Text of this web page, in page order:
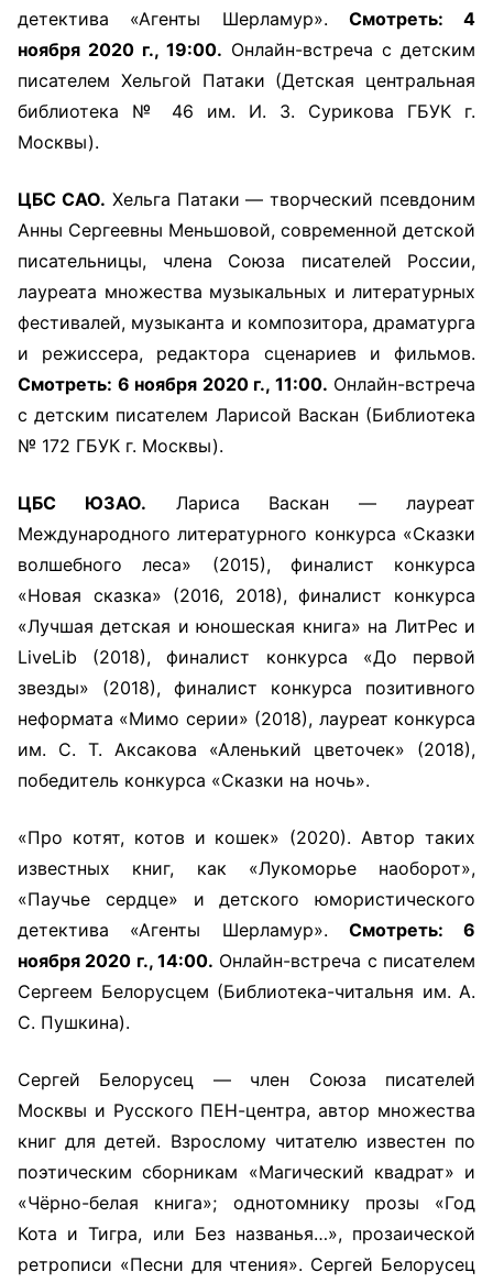
детектива «Агенты Шерламур». Смотреть: 4
ноября 2020 г., 19:00. Онлайн-встреча с детским
писателем Хельгой Патаки (Детская центральная
библиотека № 46 им. И. З. Сурикова ГБУК г.
Москвы).
ЦБС САО. Хельга Патаки — творческий псевдоним
Анны Сергеевны Меньшовой, современной детской
писательницы, члена Союза писателей России,
лауреата множества музыкальных и литературных
фестивалей, музыканта и композитора, драматурга
и режиссера, редактора сценариев и фильмов.
Смотреть: 6 ноября 2020 г., 11:00. Онлайн-встреча
с детским писателем Ларисой Васкан (Библиотека
№ 172 ГБУК г. Москвы).
ЦБС ЮЗАО. Лариса Васкан — лауреат
Международного литературного конкурса «Сказки
волшебного леса» (2015), финалист конкурса
«Новая сказка» (2016, 2018), финалист конкурса
«Лучшая детская и юношеская книга» на ЛитРес и
LiveLib (2018), финалист конкурса «До первой
звезды» (2018), финалист конкурса позитивного
неформата «Мимо серии» (2018), лауреат конкурса
им. С. Т. Аксакова «Аленький цветочек» (2018),
победитель конкурса «Сказки на ночь».
«Про котят, котов и кошек» (2020). Автор таких
известных книг, как «Лукоморье наоборот»,
«Паучье сердце» и детского юмористического
детектива «Агенты Шерламур». Смотреть: 6
ноября 2020 г., 14:00. Онлайн-встреча с писателем
Сергеем Белорусцем (Библиотека-читальня им. А.
С. Пушкина).
Сергей Белорусец — член Союза писателей
Москвы и Русского ПЕН-центра, автор множества
книг для детей. Взрослому читателю известен по
поэтическим сборникам «Магический квадрат» и
«Чёрно-белая книга»; однотомнику прозы «Год
Кота и Тигра, или Без названья…», прозаической
ретрописи «Песни для чтения». Сергей Белорусец